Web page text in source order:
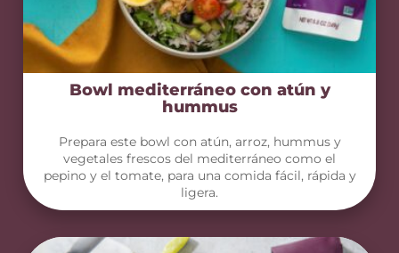
Bowl mediterráneo con atún y
hummus
Prepara este bowl con atún, arroz, hummus y
vegetales frescos del mediterráneo como el
pepino y el tomate, para una comida fácil, rápida y
ligera.